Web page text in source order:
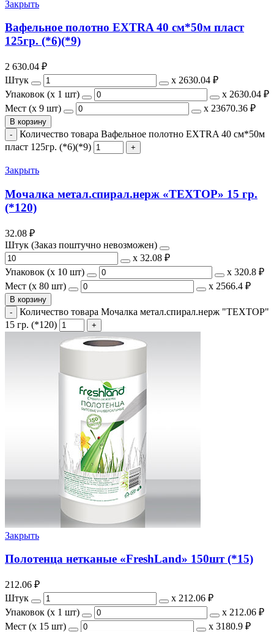
Закрыть
Вафельное полотно EXTRA 40 см*50м пласт
125гр. (*6)(*9)
2 630.04 ₽
Штук
х 2630.04 ₽
Упаковок (x 1 шт)
х 2630.04 ₽
Мест (x 9 шт)
х 23670.36 ₽
В корзину
Количество товара Вафельное полотно EXTRA 40 см*50м
пласт 125гр. (*6)(*9)
Закрыть
Мочалка метал.спирал.нерж «ТЕХТОР» 15 гр.
(*120)
32.08 ₽
Штук (Заказ поштучно невозможен)
х 32.08 ₽
Упаковок (x 10 шт)
х 320.8 ₽
Мест (x 80 шт)
х 2566.4 ₽
В корзину
Количество товара Мочалка метал.спирал.нерж "ТЕХТОР"
15 гр. (*120)
Закрыть
Полотенца нетканые «FreshLand» 150шт (*15)
212.06 ₽
Штук
х 212.06 ₽
Упаковок (x 1 шт)
х 212.06 ₽
Мест (x 15 шт)
х 3180.9 ₽